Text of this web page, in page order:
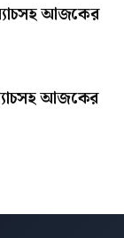
আজকের
আজকের